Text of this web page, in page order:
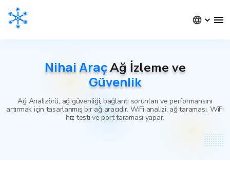
Nihai AraçAğ İzleme ve
Güvenlik
Ağ Analizörü, ağ güvenliği, bağlantı sorunları ve performansını
artırmak için tasarlanmış bir ağ aracıdır. WiFi analizi, ağ taraması, WiFi
hız testi ve port taraması yapar.